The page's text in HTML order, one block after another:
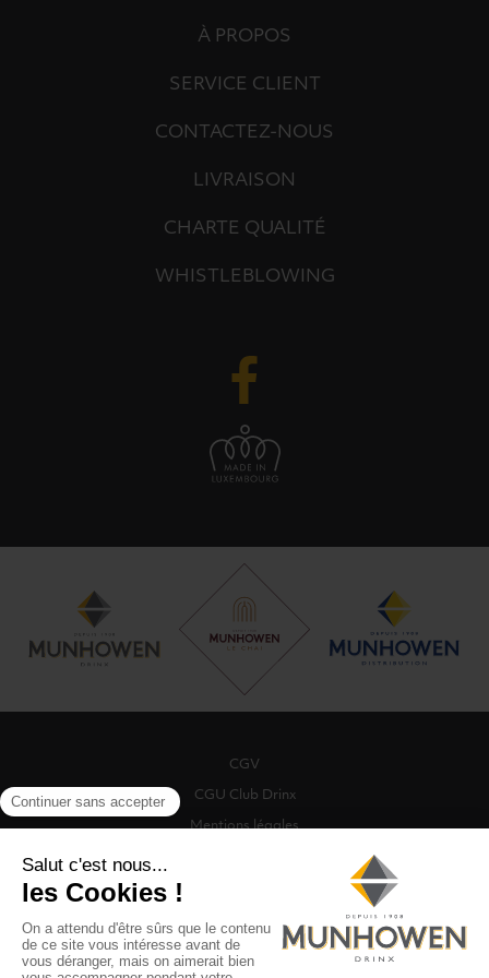
À PROPOS
SERVICE CLIENT
CONTACTEZ-NOUS
LIVRAISON
CHARTE QUALITÉ
WHISTLEBLOWING
CGV
CGU Club Drinx
Mentions légales
Politique de cookies